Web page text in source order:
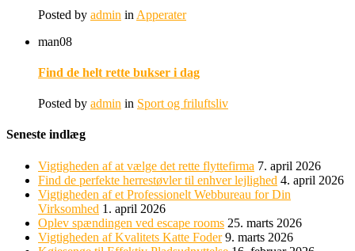
Posted by admin in Apperater
man08
Find de helt rette bukser i dag
Posted by admin in Sport og friluftsliv
Seneste indlæg
Vigtigheden af at vælge det rette flyttefirma 7. april 2026
Find de perfekte herrestøvler til enhver lejlighed 4. april 2026
Vigtigheden af et Professionelt Webbureau for Din
Virksomhed 1. april 2026
Oplev spændingen ved escape rooms 25. marts 2026
Vigtigheden af Kvalitets Katte Foder 9. marts 2026